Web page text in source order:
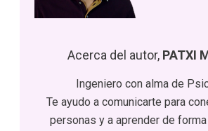
Acerca del autor, PATXI
Ingeniero con alma de
Te ayudo a comunicarte para
personas y a aprender de